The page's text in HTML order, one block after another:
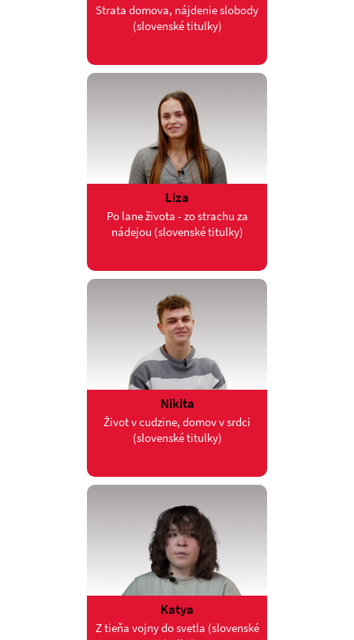
Strata domova, nájdenie slobody
(slovenské titulky)
Liza
Po lane života - zo strachu za
nádejou (slovenské titulky)
Nikita
Život v cudzine, domov v srdci
(slovenské titulky)
Katya
Z tieňa vojny do svetla (slovenské